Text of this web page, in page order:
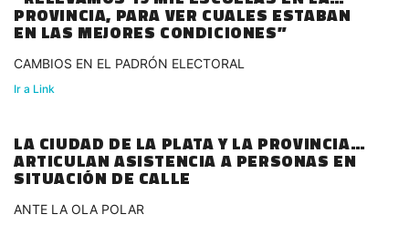
PROVINCIA, PARA VER CUALES ESTABAN
EN LAS MEJORES CONDICIONES”
CAMBIOS EN EL PADRÓN ELECTORAL
Ir a Link
LA CIUDAD DE LA PLATA Y LA PROVINCIA
ARTICULAN ASISTENCIA A PERSONAS EN
SITUACIÓN DE CALLE
ANTE LA OLA POLAR